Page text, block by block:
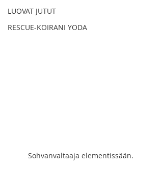
LUOVAT JUTUT
RESCUE-KOIRANI YODA
Sohvanvaltaaja elementissään.